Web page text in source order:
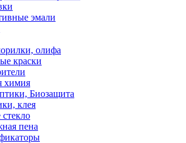
эмали
олифа
краски
химия
Биозащита
клея
пена